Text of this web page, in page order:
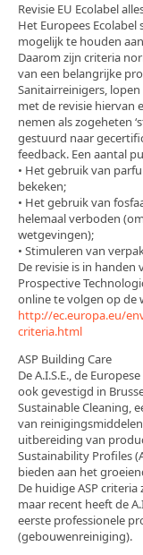
Revisie EU Ecolabel
Het Europees
mogelijk te houden
Daarom zijn criteria
van een belangrijke
Sanitairreinigers,
met de revisie hiervan
nemen als zogeheten
gestuurd naar
feedback. Een aantal
• Het gebruik van
bekeken;
• Het gebruik van
helemaal verboden
wetgevingen);
• Stimuleren van
De revisie is in handen
Prospective
online te volgen op de
http://ec.europa.eu/
criteria.html
ASP Building Care
De A.I.S.E., de
ook gevestigd in
Sustainable Cleaning,
van
uitbereiding van
Sustainability Profiles
bieden aan het
De huidige ASP
maar recent heeft de
eerste professionele
(gebouwenreiniging).